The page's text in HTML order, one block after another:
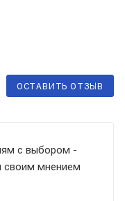
ОСТАВИТЬ ОТЗЫВ
с выбором -
своим мнением